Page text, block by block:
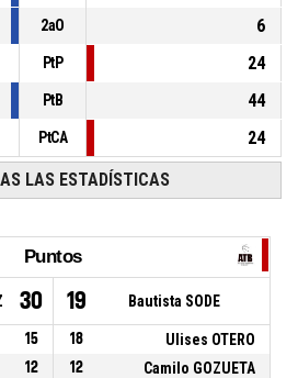
2aO
6
PtP
24
PtB
44
PtCA 24
LAS ESTADÍSTICAS
Puntos
30 19 Bautista SODE
15 18
Ulises OTERO
12 12 Camilo GOZUETA